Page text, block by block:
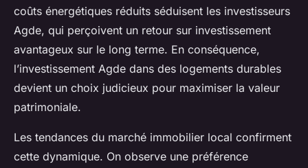
coûts énergétiques réduits séduisent les investisseurs
Agde, qui perçoivent un retour sur investissement
avantageux sur le long terme. En conséquence,
l’investissement Agde dans des logements durables
devient un choix judicieux pour maximiser la valeur
patrimoniale.
Les tendances du marché immobilier local confirment
cette dynamique. On observe une préférence